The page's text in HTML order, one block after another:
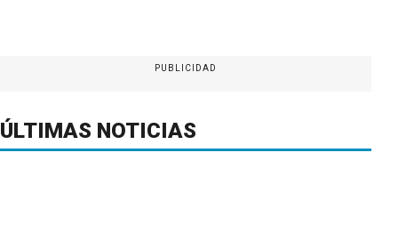
PUBLICIDAD
ÚLTIMAS NOTICIAS